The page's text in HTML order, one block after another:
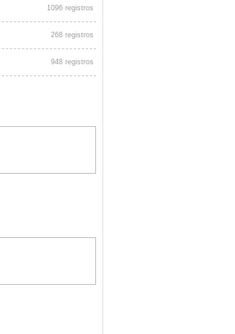
1096 registros
268 registros
948 registros